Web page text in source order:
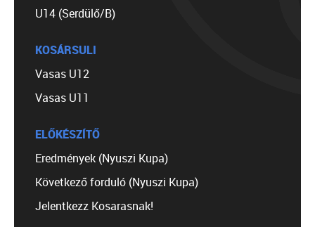
U14 (Serdülő/B)
KOSÁRSULI
Vasas U12
Vasas U11
ELŐKÉSZÍTŐ
Eredmények (Nyuszi Kupa)
Következő forduló (Nyuszi Kupa)
Jelentkezz Kosarasnak!